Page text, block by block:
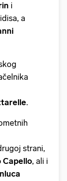
i
a
.
strani,
Capello, ali i